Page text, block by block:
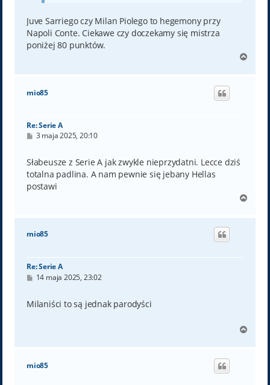
Juve Sarriego czy Milan Piolego to hegemony przy
Napoli Conte. Ciekawe czy doczekamy się mistrza
poniżej 80 punktów.
g
mio85
Re: Serie A
P
t
3 maja 2025, 20:10
Słabeusze z Serie A jak zwykle nieprzydatni. Lecce dziś
totalna padlina. A nam pewnie się jebany Hellas
postawi
g
mio85
Re: Serie A
P
t
14 maja 2025, 23:02
Milaniści to są jednak parodyści
g
mio85